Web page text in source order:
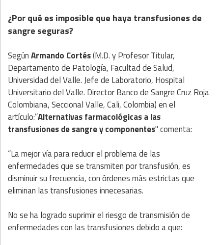
¿Por qué es imposible que haya transfusiones de
sangre seguras?
SegúnArmando Cortés(M.D. y Profesor Titular,
Departamento de Patología, Facultad de Salud,
Universidad del Valle. Jefe de Laboratorio, Hospital
Universitario del Valle. Director Banco de Sangre Cruz Roja
Colombiana, Seccional Valle, Cali, Colombia) en el
artículo:”Alternativas farmacológicas a las
transfusiones de sangre y componentes" comenta:
“La mejor vía para reducir el problema de las
enfermedades que se transmiten por transfusión, es
disminuir su frecuencia, con órdenes más estrictas que
eliminan las transfusiones innecesarias.
No se ha logrado suprimir el riesgo de transmisión de
enfermedades con las transfusiones debido a que: